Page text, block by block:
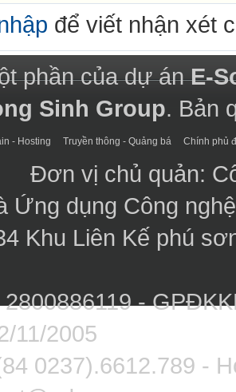
để viết nhận xét
phần của dự ánE-
Sinh Group. Bản
- Hosting Truyền thông - Quảng bá Chính phủ
Đơn vị chủ quản:
Ứng dụng Công
Khu Liên Kế phú
-
11/2005
0237).6612.789 -